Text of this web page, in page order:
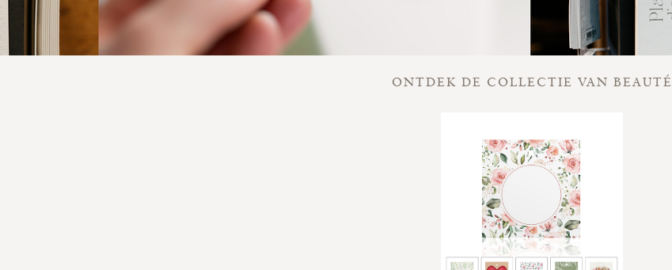
ONTDEK DE COLLECTIE VAN BEAUTÉ